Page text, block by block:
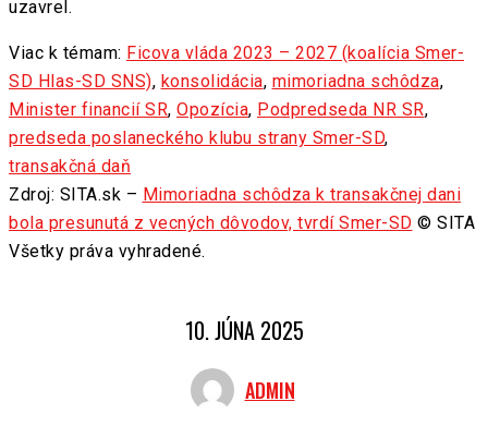
uzavrel.
Viac k témam: Ficova vláda 2023 – 2027 (koalícia Smer-
SD Hlas-SD SNS), konsolidácia, mimoriadna schôdza,
Minister financií SR, Opozícia, Podpredseda NR SR,
predseda poslaneckého klubu strany Smer-SD,
transakčná daň
Zdroj: SITA.sk – Mimoriadna schôdza k transakčnej dani
bola presunutá z vecných dôvodov, tvrdí Smer-SD © SITA
Všetky práva vyhradené.
10. JÚNA 2025
ADMIN